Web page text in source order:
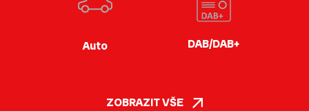
Auto DAB/DAB+
ZOBRAZIT VŠE